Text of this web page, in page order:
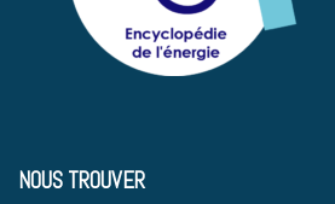
NOUS TROUVER